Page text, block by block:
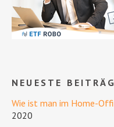
NEUESTE
Wie ist man im Home-
2020